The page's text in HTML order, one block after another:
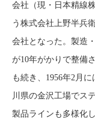
会社（現・日本精線
う株式会社上野半兵
会社となった。製造
が10年がかりで整備
も続き、1956年2月
川県の金沢工場でス
製品ラインも多様化